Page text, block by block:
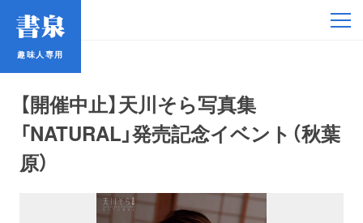
趣味人専用
【開催中止】天川そら写真集
「NATURAL」発売記念イベント（秋葉
原）
趣味人専用